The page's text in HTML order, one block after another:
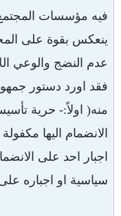
فيه مؤسسات المجتمع
ينعكس بقوة على
عدم النضج والوعي
منه( اولاً:- حرية
الانضمام اليها
اجبار احد على
سياسية او اجباره